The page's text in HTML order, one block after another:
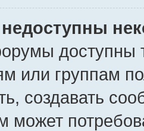
доступны
или группам
создавать
может